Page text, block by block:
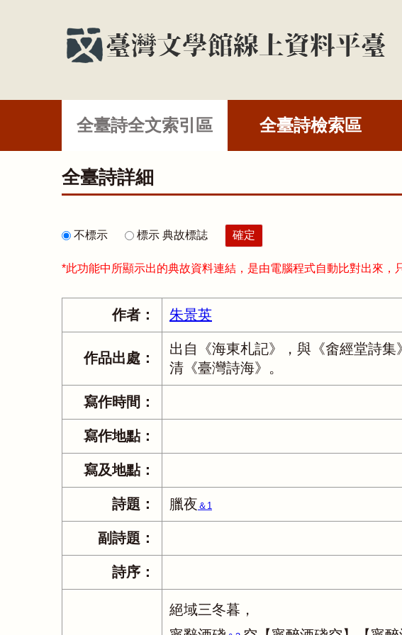
全臺詩全文索引區 全臺詩檢索區
全臺詩詳細
不標示 標示 典故標誌
*此功能中所顯示出的典故資料連結，是由電腦程式自動比對出來
作者： 朱景英
作品出處：
出自《海東札記》，與《畬經堂詩
清《臺灣詩海》。
寫作時間：
寫作地點：
寫及地點：
詩題： 臘夜 ＆1
副詩題：
詩序：
絕域三冬暮，